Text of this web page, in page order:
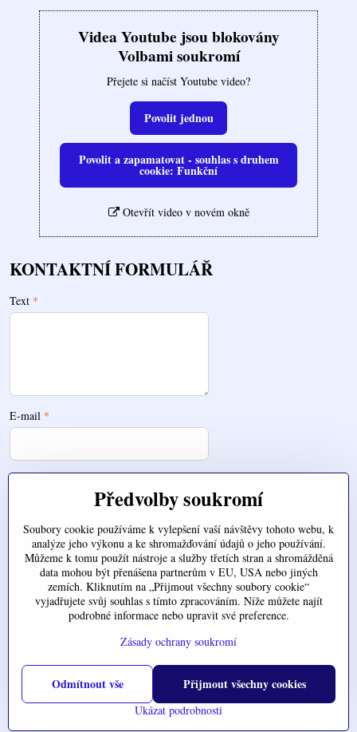
Videa Youtube jsou blokovány
Volbami soukromí
Přejete si načíst Youtube video?
Povolit jednou
Povolit a zapamatovat - souhlas s druhem
cookie: Funkční
Otevřít video v novém okně
KONTAKTNÍ FORMULÁŘ
Text *
E-mail *
Zde nahrajte váš soubor
©2026CopyrightPředvolby soukromíZásady ochrany soukromí
Vytvořeno systémem:ByznysWeb.cz
Předvolby soukromí
Soubory cookie používáme k vylepšení vaší návštěvy tohoto webu, k
analýze jeho výkonu a ke shromažďování údajů o jeho používání.
Můžeme k tomu použít nástroje a služby třetích stran a shromážděná
data mohou být přenášena partnerům v EU, USA nebo jiných
zemích. Kliknutím na „Přijmout všechny soubory cookie“
vyjadřujete svůj souhlas s tímto zpracováním. Níže můžete najít
podrobné informace nebo upravit své preference.
Zásady ochrany soukromí
Ukázat podrobnosti
Přijmout všechny cookies
Odmítnout vše